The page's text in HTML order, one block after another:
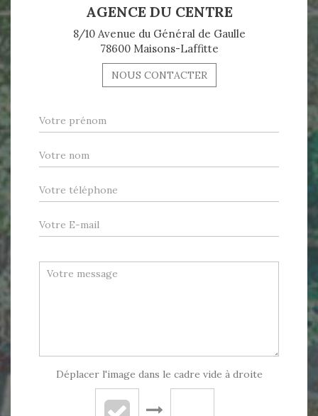
AGENCE DU CENTRE
8/10 Avenue du Général de Gaulle
78600 Maisons-Laffitte
NOUS CONTACTER
Déplacer l'image dans le cadre vide à droite